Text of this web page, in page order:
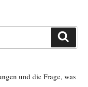
und die Frage, was